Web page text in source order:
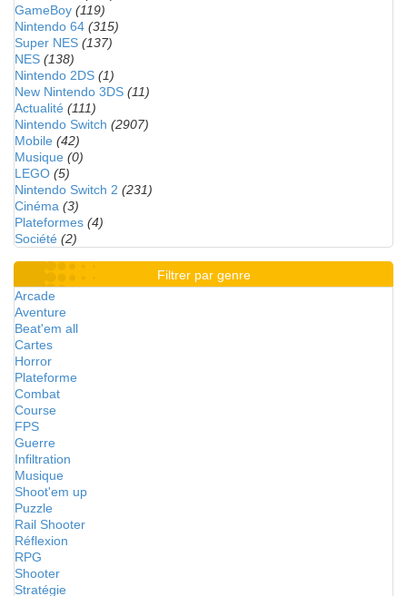
GameBoy (119)
Nintendo 64 (315)
Super NES (137)
NES (138)
Nintendo 2DS (1)
New Nintendo 3DS (11)
Actualité (111)
Nintendo Switch (2907)
Mobile (42)
Musique (0)
LEGO (5)
Nintendo Switch 2 (231)
Cinéma (3)
Plateformes (4)
Société (2)
Filtrer par genre
Arcade
Aventure
Beat'em all
Cartes
Horror
Plateforme
Combat
Course
FPS
Guerre
Infiltration
Musique
Shoot'em up
Puzzle
Rail Shooter
Réflexion
RPG
Shooter
Stratégie